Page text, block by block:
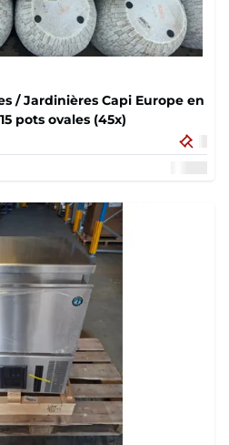
/ Jardinières Capi Europe en
pots ovales (45x)